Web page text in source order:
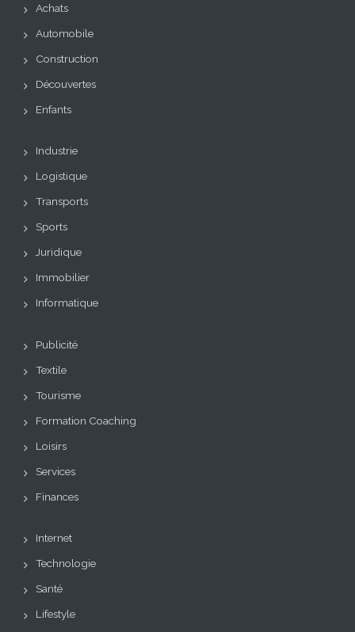
Achats
Automobile
Construction
Découvertes
Enfants
Industrie
Logistique
Transports
Sports
Juridique
Immobilier
Informatique
Publicité
Textile
Tourisme
Formation Coaching
Loisirs
Services
Finances
Internet
Technologie
Santé
Lifestyle